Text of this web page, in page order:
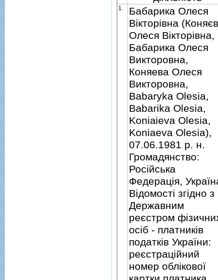
1.
Бабарика Олеся
Вiкторiвна
Олеся Вiкторiвна,
Бабарика Олеся
Викторовна,
Коняева Олеся
Викторовна,
Babaryka Olesia,
Babarika Olesia,
Koniaieva Olesia,
Koniaeva Olesia),
07.06.1981 р. н.
Громадянство:
Росiйська
Федерацiя,
Вiдомостi згiдно з
Державним
реєстром
осiб - платникiв
податкiв України:
реєстрацiйний
номер облiкової